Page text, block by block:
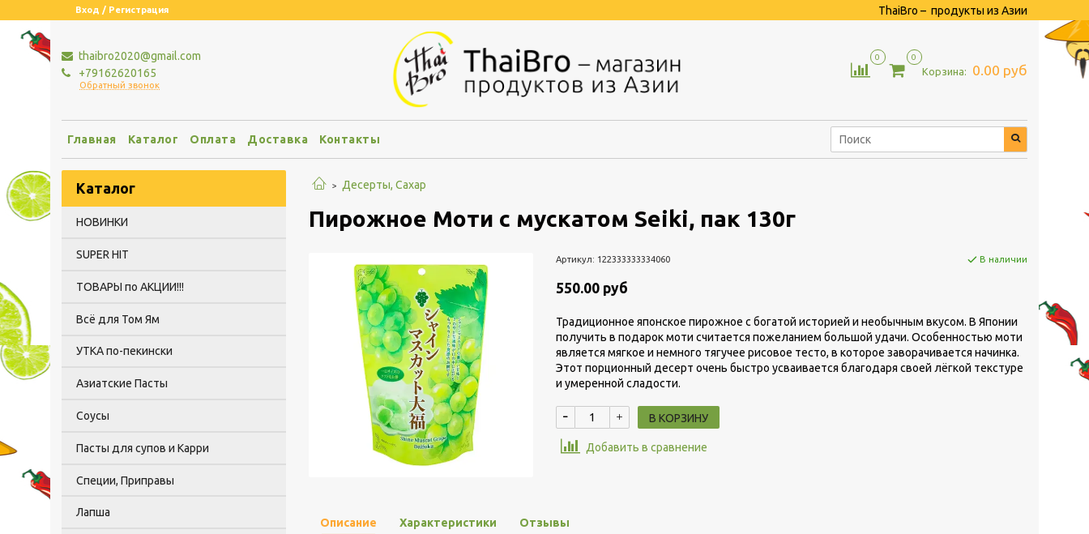
Вход / Регистрация ThaiBro – продукты из Азии
thaibro2020@gmail.com
+79162620165
Обратный звонок
0 0
Корзина: 0.00 руб
Главная Каталог Оплата Доставка Контакты
Десерты, Сахар
Пирожное Моти с мускатом Seiki, пак 130г
Артикул: 122333333334060 В наличии
550.00 руб
Традиционное японское пирожное с богатой историей и необычным вкусом. В Японии
получить в подарок моти считается пожеланием большой удачи. Особенностью моти
является мягкое и немного тягучее рисовое тесто, в которое заворачивается начинка.
Этот порционный десерт очень быстро усваивается благодаря своей лёгкой текстуре
и умеренной сладости.
В КОРЗИНУ
Добавить в сравнение
Описание Характеристики Отзывы
Каталог
НОВИНКИ
SUPER HIT
ТОВАРЫ по АКЦИИ!!!
Всё для Том Ям
УТКА по-пекински
Азиатские Пасты
Соусы
Пасты для супов и Карри
Специи, Приправы
Лапша